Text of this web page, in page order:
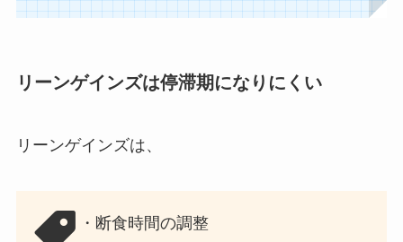
リーンゲインズは停滞期になりにくい
リーンゲインズは、
・断食時間の調整